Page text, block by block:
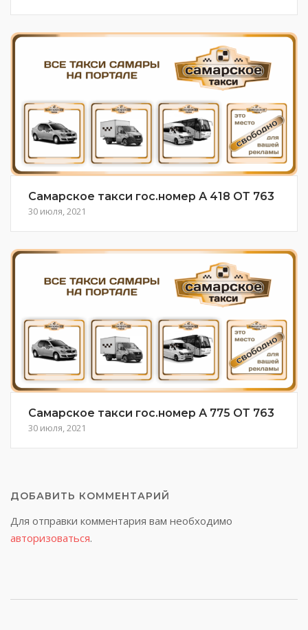
Самарское такси гос.номер А 418 ОТ 763
30 июля, 2021
Самарское такси гос.номер А 775 ОТ 763
30 июля, 2021
ДОБАВИТЬ КОММЕНТАРИЙ
Для отправки комментария вам необходимо
авторизоваться.